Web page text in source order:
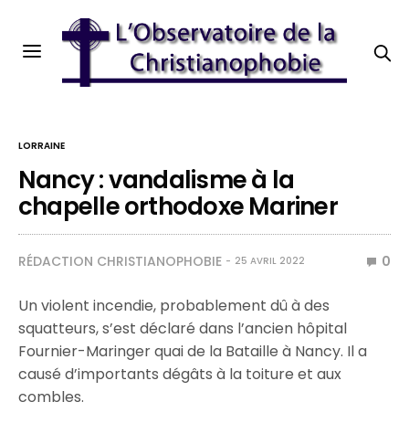
LORRAINE
Nancy : vandalisme à la
chapelle orthodoxe Mariner
RÉDACTION CHRISTIANOPHOBIE 25 AVRIL 2022 0
Un violent incendie, probablement dû à des
squatteurs, s’est déclaré dans l’ancien hôpital
Fournier-Maringer quai de la Bataille à Nancy. Il a
causé d’importants dégâts à la toiture et aux
combles.